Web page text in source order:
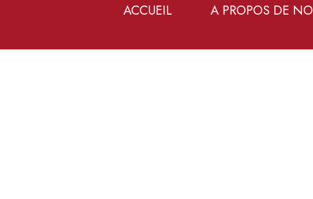
ACCUEIL A PROPOS DE